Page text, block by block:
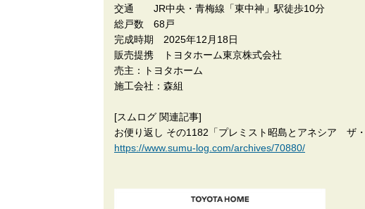
交通 JR中央・青梅線「東中神」駅徒歩10分
総戸数 68戸
完成時期 2025年12月18日
販売提携 トヨタホーム東京株式会社
売主：トヨタホーム
施工会社：森組
[スムログ 関連記事]
お便り返し その1182「プレミスト昭島とアネシア ザ
https://www.sumu-log.com/archives/70880/